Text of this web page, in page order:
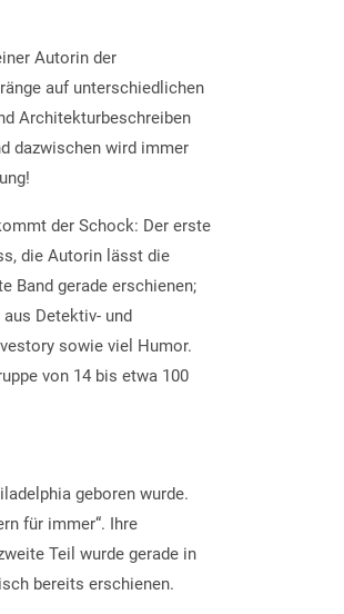
Autorin der
auf unterschiedlichen
Architekturbeschreiben
dazwischen wird immer
der Schock: Der erste
die Autorin lässt die
Band gerade erschienen;
Detektiv- und
sowie viel Humor.
von 14 bis etwa 100
geboren wurde.
für immer“. Ihre
Teil wurde gerade in
bereits erschienen.